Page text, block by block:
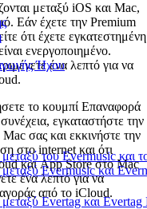
Ήχου
μεταξύ του Evermusic και
μεταξύ Evermusic και
μεταξύ Evertag και
μεταξύ iOS και Mac,
Εάν έχετε την Premium
ότι έχετε εγκατεστημένη
ενεργοποιημένο.
ένα λεπτό για να
το κουμπί Επαναφορά
εγκαταστήστε την
σας και εκκινήστε την
στο internet και ότι
και App Store στο Mac
ένα λεπτό για να
από το iCloud.